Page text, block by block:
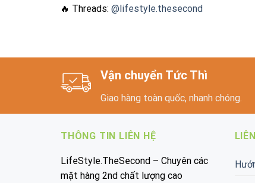
🔥 Threads: @lifestyle.thesecond
Vận chuyển Tức Thì
Giao hàng toàn quốc, nhanh chóng.
THÔNG TIN LIÊN HỆ
LifeStyle.TheSecond – Chuyên các
mặt hàng 2nd chất lượng cao